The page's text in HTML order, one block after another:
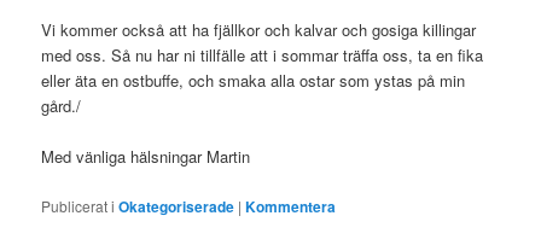
Vi kommer också att ha fjällkor och kalvar och gosiga killingar
med oss. Så nu har ni tillfälle att i sommar träffa oss, ta en fika
eller äta en ostbuffe, och smaka alla ostar som ystas på min
gård./
Med vänliga hälsningar Martin
Publicerat i Okategoriserade |Kommentera